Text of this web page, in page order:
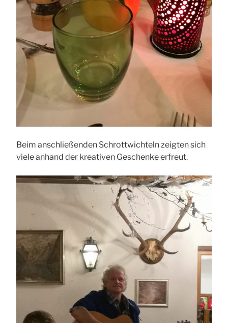
Beim anschließenden Schrottwichteln zeigten sich
viele anhand der kreativen Geschenke erfreut.